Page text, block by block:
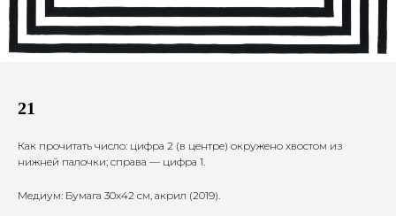
21
Как прочитать число: цифра 2 (в центре) окружено хвостом из
нижней палочки; справа — цифра 1.
Медиум: Бумага 30х42 см, акрил (2019).